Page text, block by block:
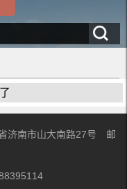
济南市山大南路27号 邮